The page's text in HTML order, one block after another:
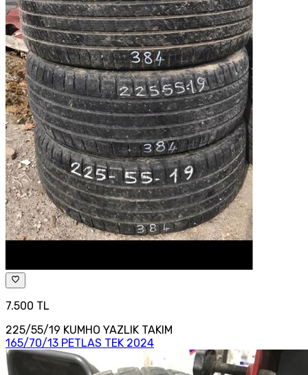
7.500 TL
225/55/19 KUMHO YAZLIK TAKIM
165/70/13 PETLAS TEK 2024